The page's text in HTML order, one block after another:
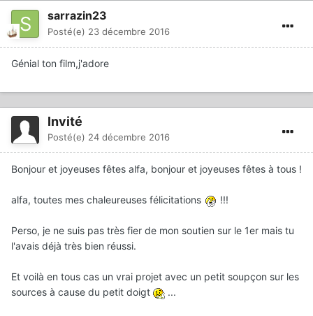
sarrazin23
Posté(e) 23 décembre 2016
Génial ton film,j'adore
Invité
Posté(e) 24 décembre 2016
Bonjour et joyeuses fêtes alfa, bonjour et joyeuses fêtes à tous !
alfa, toutes mes chaleureuses félicitations !!!
Perso, je ne suis pas très fier de mon soutien sur le 1er mais tu
l'avais déjà très bien réussi.
Et voilà en tous cas un vrai projet avec un petit soupçon sur les
sources à cause du petit doigt
...